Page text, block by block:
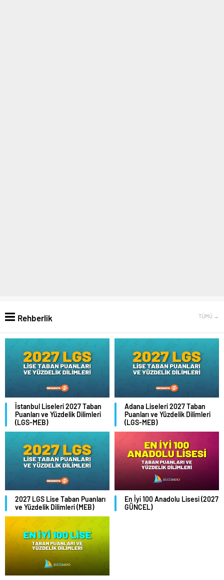
Rehberlik TÜMÜ →
İstanbul Liseleri 2027 Taban
Puanları ve Yüzdelik Dilimleri
(LGS-MEB)
Adana Liseleri 2027 Taban
Puanları ve Yüzdelik Dilimleri
(LGS-MEB)
2027 LGS Lise Taban Puanları
ve Yüzdelik Dilimleri (MEB)
En İyi 100 Anadolu Lisesi (2027
GÜNCEL)